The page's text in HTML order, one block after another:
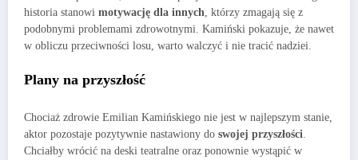
historia stanowi motywację dla innych , którzy zmagają się z
podobnymi problemami zdrowotnymi. Kamiński pokazuje, że nawet
w obliczu przeciwności losu, warto walczyć i nie tracić nadziei.
Plany na przyszłość
Chociaż zdrowie Emilian Kamińskiego nie jest w najlepszym stanie,
aktor pozostaje pozytywnie nastawiony do swojej przyszłości
Chciałby wrócić na deski teatralne oraz ponownie wystąpić w